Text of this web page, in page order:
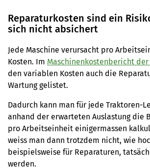
Reparaturkosten sind ein
sich nicht absichert
Jede Maschine verursacht pro
Kosten. Im Maschinenkostenbericht der
den variablen Kosten auch die
Wartung gelistet.
Dadurch kann man für jede Traktoren-
anhand der erwarteten Auslastung die
pro Arbeitseinheit einigermassen
weiss man dann trotzdem nicht, wie
beispielsweise für Reparaturen,
werden.